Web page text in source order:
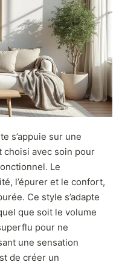
s’appuie sur une
choisi avec soin pour
Le
l’épurer et le confort,
Ce style s’adapte
que soit le volume
pour ne
une sensation
de créer un